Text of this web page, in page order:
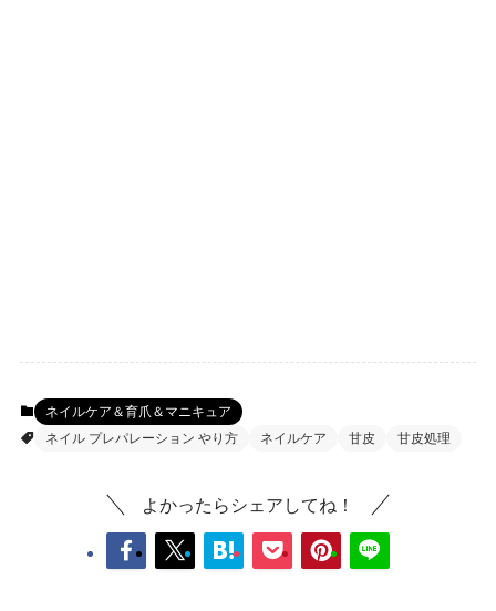
ネイルケア＆育爪＆マニキュア
ネイル プレパレーション やり方
ネイルケア 甘皮 甘皮処理
よかったらシェアしてね！